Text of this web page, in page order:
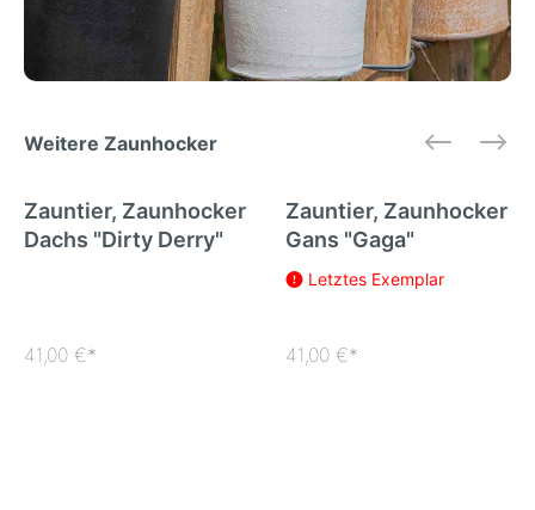
Weitere Zaunhocker
Zauntier, Zaunhocker
Dachs "Dirty Derry"
41,00 €*
Zauntier, Zaunhocker
Gans "Gaga"
Letztes Exemplar
41,00 €*